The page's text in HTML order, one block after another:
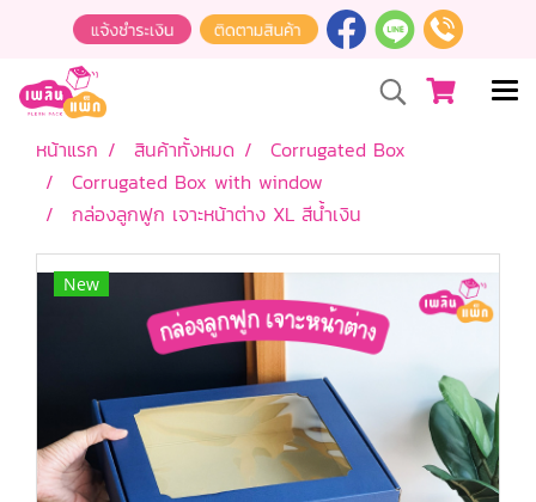
หน้าแรก สินค้าทั้งหมด
Corrugated Box
Corrugated Box with window
กล่องลูกฟูก เจาะหน้าต่าง XL สีน้ำเงิน
New